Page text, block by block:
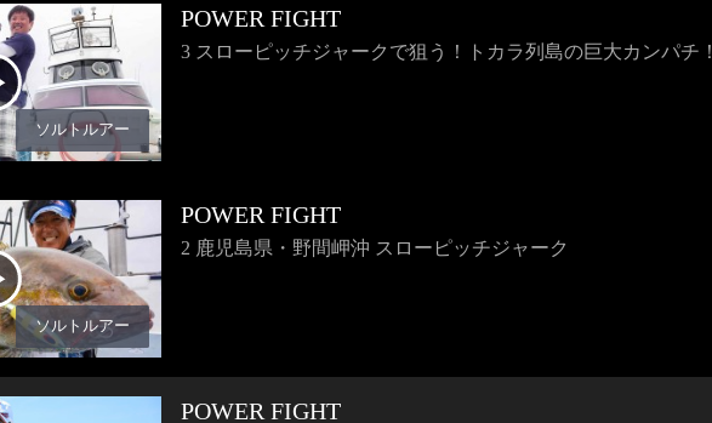
ソルトルアー
POWER FIGHT
3 スローピッチジャークで狙う！トカラ列島の巨大カンパチ！
ソルトルアー
POWER FIGHT
2 鹿児島県・野間岬沖 スローピッチジャーク
POWER FIGHT